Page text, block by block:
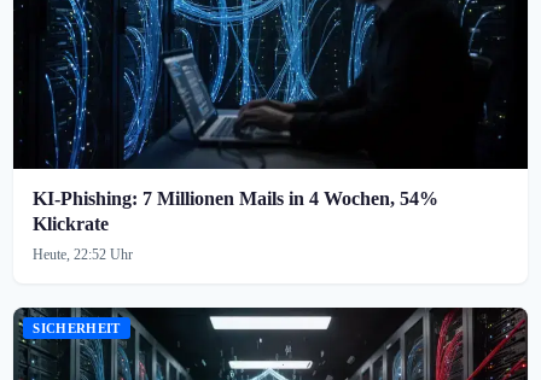
KI-Phishing: 7 Millionen Mails in 4 Wochen, 54%
Klickrate
Heute, 22:52 Uhr
SICHERHEIT